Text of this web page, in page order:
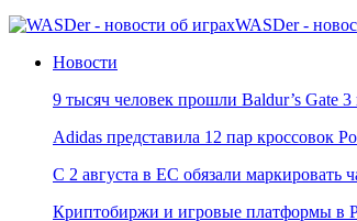
WASDer -
Новости
9 тысяч человек прошли Baldur’s Gate
Adidas представила 12 пар кроссовок
С 2 августа в ЕС обязали маркировать
Криптобиржи и игровые платформы в